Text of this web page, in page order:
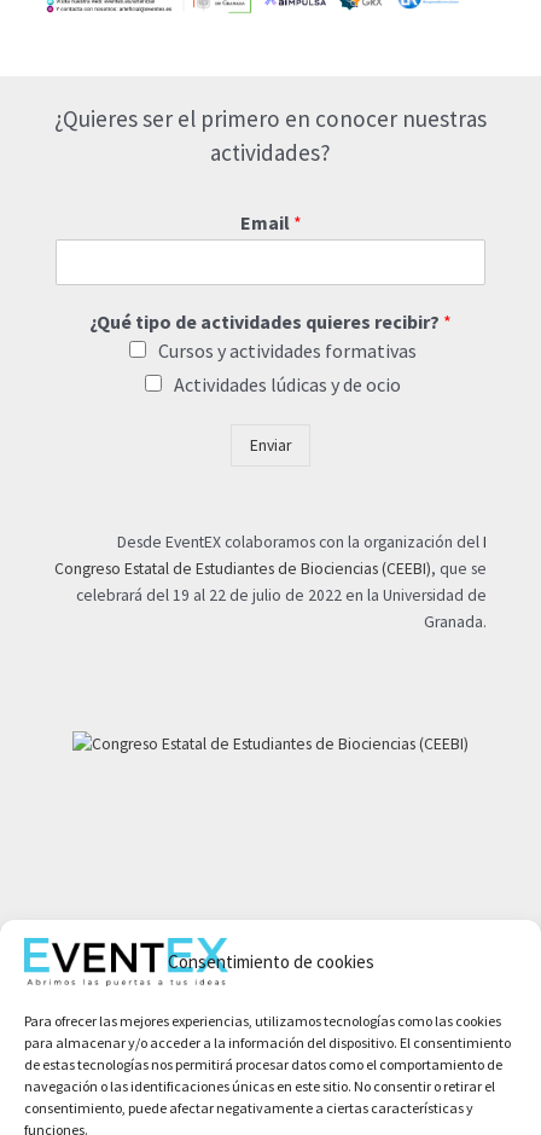
Consentimiento de cookies
Para ofrecer las mejores experiencias, utilizamos tecnologías como las cookies
para almacenar y/o acceder a la información del dispositivo. El consentimiento
de estas tecnologías nos permitirá procesar datos como el comportamiento de
navegación o las identificaciones únicas en este sitio. No consentir o retirar el
consentimiento, puede afectar negativamente a ciertas características y
funciones.
¿Quieres ser el primero en conocer nuestras
actividades?
Email *
¿Qué tipo de actividades quieres recibir? *
Cursos y actividades formativas
Actividades lúdicas y de ocio
Enviar
Desde EventEX colaboramos con la organización delI
Congreso Estatal de Estudiantes de Biociencias (CEEBI), que se
celebrará del 19 al 22 de julio de 2022 en la Universidad de
Granada.
Aviso legal
Política de privacidad
Condiciones de compra
Política de cookies